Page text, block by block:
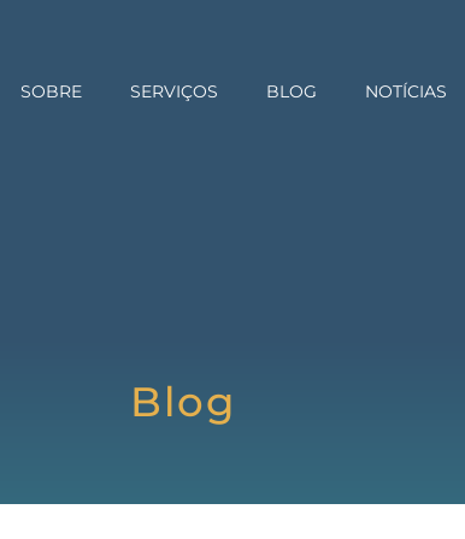
SOBRE SERVIÇOS BLOG NOTÍCIAS
Blog